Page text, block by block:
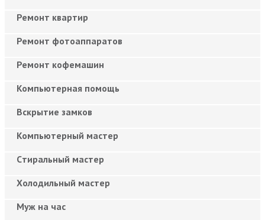
Ремонт квартир
Ремонт фотоаппаратов
Ремонт кофемашин
Компьютерная помощь
Вскрытие замков
Компьютерный мастер
Cтиральный мастер
Холодильный мастер
Муж на час